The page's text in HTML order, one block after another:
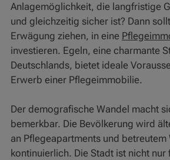
Anlagemöglichkeit, die langfristige
und gleichzeitig sicher ist? Dann
Erwägung ziehen, in eine
investieren. Egeln, eine charmante
Deutschlands, bietet ideale
Erwerb einer Pflegeimmobilie.
Der demografische Wandel macht
bemerkbar. Die Bevölkerung wird
an Pflegeapartments und betreutem
kontinuierlich. Die Stadt ist nicht nur